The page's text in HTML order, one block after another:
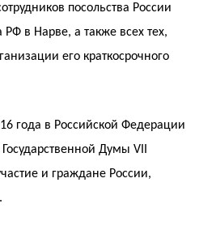
посольства России
РФ в Нарве, а также всех тех,
его краткосрочного
года в Российской Федерации
Думы VII
и граждане России,